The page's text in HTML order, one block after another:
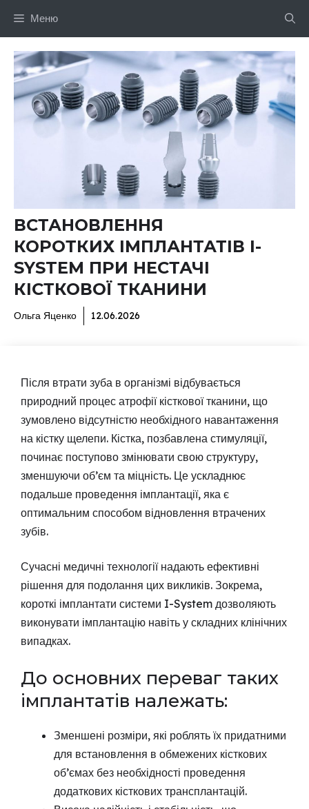
Меню
ВСТАНОВЛЕННЯ
КОРОТКИХ ІМПЛАНТАТІВ I-
SYSTEM ПРИ НЕСТАЧІ
КІСТКОВОЇ ТКАНИНИ
Ольга Яценко 12.06.2026
Після втрати зуба в організмі відбувається
природний процес атрофії кісткової тканини, що
зумовлено відсутністю необхідного навантаження
на кістку щелепи. Кістка, позбавлена стимуляції,
починає поступово змінювати свою структуру,
зменшуючи об’єм та міцність. Це ускладнює
подальше проведення імплантації, яка є
оптимальним способом відновлення втрачених
зубів.
Сучасні медичні технології надають ефективні
рішення для подолання цих викликів. Зокрема,
короткі імплантати системи I-System дозволяють
виконувати імплантацію навіть у складних клінічних
випадках.
До основних переваг таких
імплантатів належать:
Зменшені розміри, які роблять їх придатними
для встановлення в обмежених кісткових
об’ємах без необхідності проведення
додаткових кісткових трансплантацій.